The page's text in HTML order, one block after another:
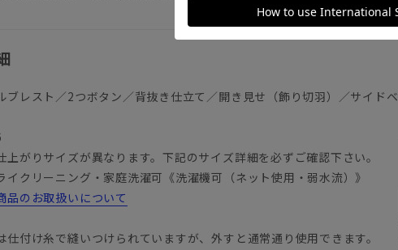
ブレスト／2つボタン／背抜き仕立て／開き見せ（飾り切羽）／サイドベ
がりサイズが異なります。下記のサイズ詳細を必ずご確認下さい。
イクリーニング・家庭洗濯可《洗濯機可（ネット使用・弱水流）》
品のお取扱いについて
付け糸で縫いつけられていますが、外すと通常通り使用できます。